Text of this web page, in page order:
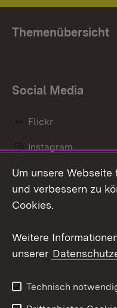
Themenübersicht
Social Media
Flickr
Instagram
Social Wall
Barrierefreiheit
Um unsere
und verbessern zu
Cookies.
Weitere
unserer
Technisch